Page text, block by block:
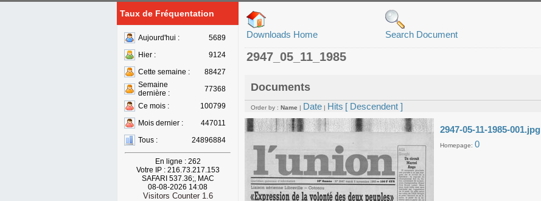
Taux de Fréquentation
Aujourd'hui :
5689
Hier :
9124
Cette semaine :
88427
Semaine
dernière :
77368
Ce mois :
100799
Mois dernier :
447011
Tous :
24896884
En ligne : 262
Votre IP : 216.73.217.153
SAFARI 537.36;, MAC
08-08-2026 14:08
Visitors Counter 1.6
Downloads Home Search Document
2947_05_11_1985
Documents
Order by : Name | Date | Hits [ Descendent ]
2947-05-11-1985-001.jpg
Homepage: 0